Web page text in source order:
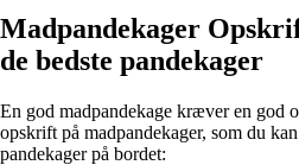
Madpandekager
de bedste pandekager
En god madpandekage kræver en god
opskrift på madpandekager, som du
pandekager på bordet: